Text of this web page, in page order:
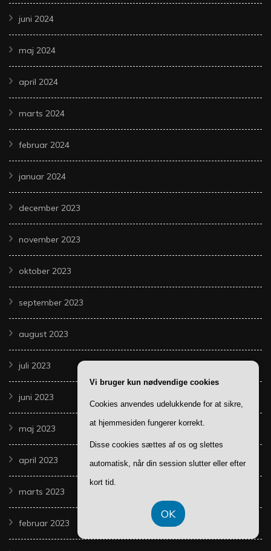
juni 2024
maj 2024
april 2024
marts 2024
februar 2024
januar 2024
december 2023
november 2023
oktober 2023
september 2023
august 2023
juli 2023
juni 2023
maj 2023
april 2023
marts 2023
februar 2023
Vi bruger kun nødvendige cookies
Cookies anvendes udelukkende for at sikre,
at hjemmesiden fungerer korrekt.
Disse cookies sættes af os og slettes
automatisk, når din session slutter eller efter
kort tid.
OK